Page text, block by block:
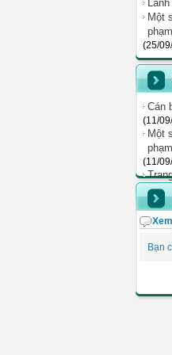
Một
(25/
Cán
(11/
Một
(11/
Bạn